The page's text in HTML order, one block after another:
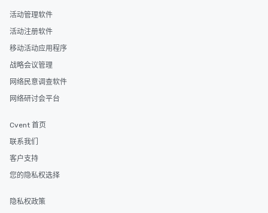
活动管理软件
活动注册软件
移动活动应用程序
战略会议管理
网络民意调查软件
网络研讨会平台
Cvent 首页
联系我们
客户支持
您的隐私权选择
隐私权政策